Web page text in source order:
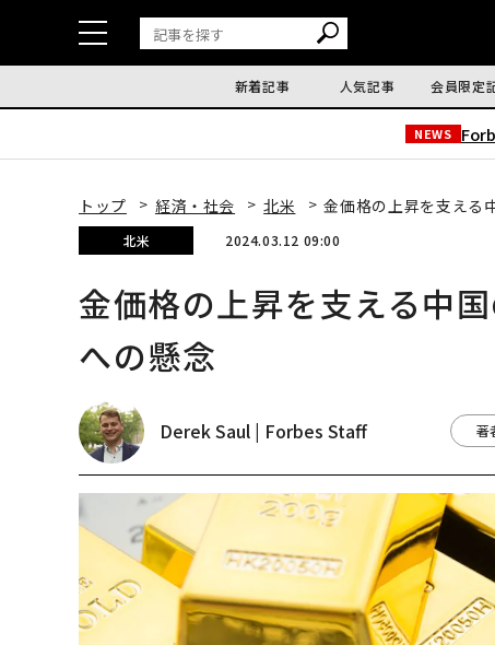
新着記事 人気記事 会員限定
NEWS
トップ 経済・社会 北米 金価格の上昇を支える
北米 2024.03.12 09:00
金価格の上昇を支える中
への懸念
Derek Saul | Forbes Staff 著